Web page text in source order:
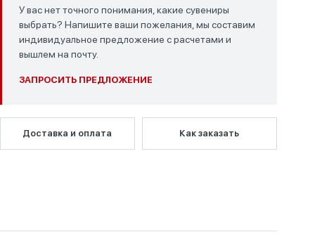
У вас нет точного понимания, какие сувениры
выбрать? Напишите ваши пожелания, мы составим
индивидуальное предложение с расчетами и
вышлем на почту.
ЗАПРОСИТЬ ПРЕДЛОЖЕНИЕ
Доставка и оплата Как заказать